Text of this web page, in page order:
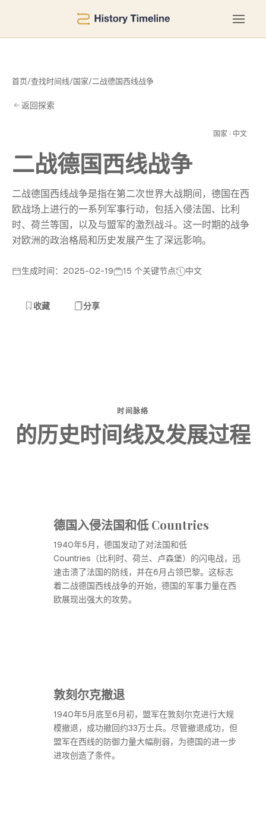
首页/查找时间线/国家/二战德国西线战争
返回探索
国家 · 中文
二战德国西线战争
二战德国西线战争是指在第二次世界大战期间，德国在西
欧战场上进行的一系列军事行动，包括入侵法国、比利
时、荷兰等国，以及与盟军的激烈战斗。这一时期的战争
对欧洲的政治格局和历史发展产生了深远影响。
生成时间：2025-02-19 15 个关键节点 中文
收藏 分享
时间脉络
的历史时间线及发展过程
德国入侵法国和低 Countries
1940年5月，德国发动了对法国和低
Countries（比利时、荷兰、卢森堡）的闪电战，迅
速击溃了法国的防线，并在6月占领巴黎。这标志
着二战德国西线战争的开始，德国的军事力量在西
欧展现出强大的攻势。
敦刻尔克撤退
1940年5月底至6月初，盟军在敦刻尔克进行大规
模撤退，成功撤回约33万士兵。尽管撤退成功，但
盟军在西线的防御力量大幅削弱，为德国的进一步
进攻创造了条件。